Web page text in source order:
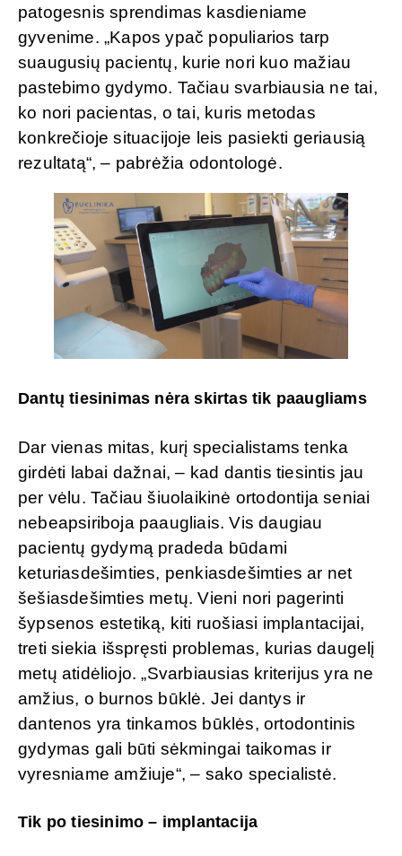
patogesnis sprendimas kasdieniame
gyvenime. „Kapos ypač populiarios tarp
suaugusių pacientų, kurie nori kuo mažiau
pastebimo gydymo. Tačiau svarbiausia ne tai,
ko nori pacientas, o tai, kuris metodas
konkrečioje situacijoje leis pasiekti geriausią
rezultatą“, – pabrėžia odontologė.
Dantų tiesinimas nėra skirtas tik paaugliams
Dar vienas mitas, kurį specialistams tenka
girdėti labai dažnai, – kad dantis tiesintis jau
per vėlu. Tačiau šiuolaikinė ortodontija seniai
nebeapsiriboja paaugliais. Vis daugiau
pacientų gydymą pradeda būdami
keturiasdešimties, penkiasdešimties ar net
šešiasdešimties metų. Vieni nori pagerinti
šypsenos estetiką, kiti ruošiasi implantacijai,
treti siekia išspręsti problemas, kurias daugelį
metų atidėliojo. „Svarbiausias kriterijus yra ne
amžius, o burnos būklė. Jei dantys ir
dantenos yra tinkamos būklės, ortodontinis
gydymas gali būti sėkmingai taikomas ir
vyresniame amžiuje“, – sako specialistė.
Tik po tiesinimo – implantacija